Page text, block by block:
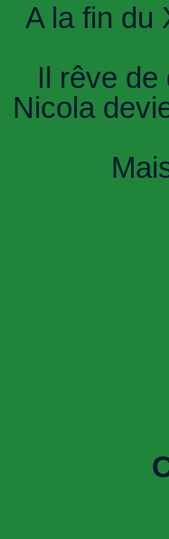
A la fin du
Il rêve
Nicola